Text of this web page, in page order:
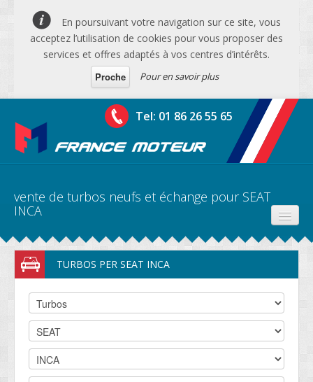
En poursuivant votre navigation sur ce site, vous
acceptez l’utilisation de cookies pour vous proposer des
services et offres adaptés à vos centres d’intérêts.
Proche
Pour en savoir plus
Tel: 01 86 26 55 65
vente de turbos neufs et échange pour SEAT
INCA
PRODUITS
DEVIS BV
CONTACT
SOCIETÉ
TURBOS PER SEAT INCA